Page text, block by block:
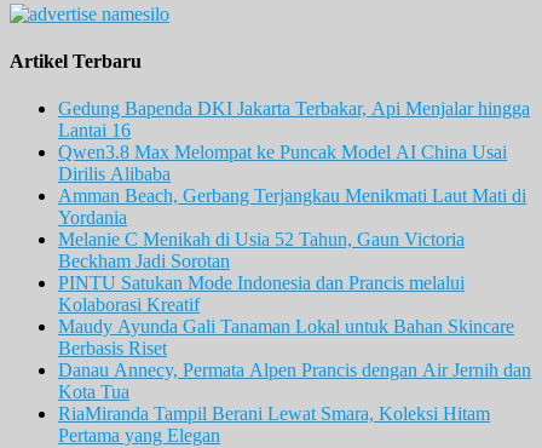
Artikel Terbaru
Gedung Bapenda DKI Jakarta Terbakar, Api Menjalar hingga
Lantai 16
Qwen3.8 Max Melompat ke Puncak Model AI China Usai
Dirilis Alibaba
Amman Beach, Gerbang Terjangkau Menikmati Laut Mati di
Yordania
Melanie C Menikah di Usia 52 Tahun, Gaun Victoria
Beckham Jadi Sorotan
PINTU Satukan Mode Indonesia dan Prancis melalui
Kolaborasi Kreatif
Maudy Ayunda Gali Tanaman Lokal untuk Bahan Skincare
Berbasis Riset
Danau Annecy, Permata Alpen Prancis dengan Air Jernih dan
Kota Tua
RiaMiranda Tampil Berani Lewat Smara, Koleksi Hitam
Pertama yang Elegan